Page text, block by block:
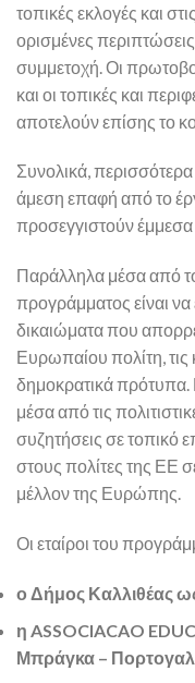
τοπικές εκλογές και
ορισμένες
συμμετοχή. Οι
και οι τοπικές και
αποτελούν επίσης το
Συνολικά,
άμεση επαφή από το
προσεγγιστούν έμμεσα
Παράλληλα μέσα από
προγράμματος είναι να
δικαιώματα που
Ευρωπαίου πολίτη, τις
δημοκρατικά πρότυπα.
μέσα από τις
συζητήσεις σε τοπικό
στους πολίτες της ΕΕ
μέλλον της Ευρώπης.
Οι εταίροι του
ο Δήμος Καλλιθέας
η ASSOCIACAO
Μπράγκα –